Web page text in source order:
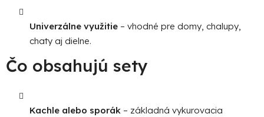
Univerzálne využitie – vhodné pre domy, chalupy,
chaty aj dielne.
Čo obsahujú sety
Kachle alebo sporák – základná vykurovacia